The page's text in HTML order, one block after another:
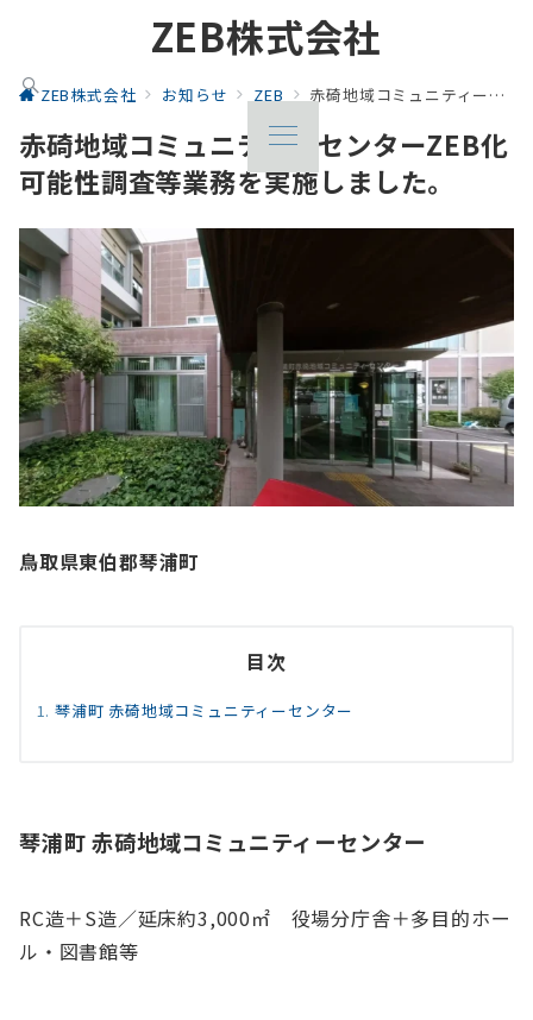
ZEB株式会社
ZEB株式会社 お知らせ ZEB 赤碕地域コミュニティーセンターZEB化可能性調査等業務を実施しました。
赤碕地域コミュニティーセンターZEB化
可能性調査等業務を実施しました。
鳥取県東伯郡琴浦町
目次
琴浦町 赤碕地域コミュニティーセンター
琴浦町 赤碕地域コミュニティーセンター
RC造＋S造／延床約3,000㎡ 役場分庁舎＋多目的ホー
ル・図書館等